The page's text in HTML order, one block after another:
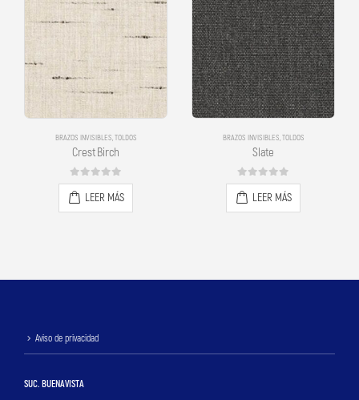
BRAZOS INVISIBLES,TOLDOS
Crest Birch
0out of 5
LEER MÁS
BRAZOS INVISIBLES,TOLDOS
Slate
0out of 5
LEER MÁS
Aviso de privacidad
SUC. BUENAVISTA